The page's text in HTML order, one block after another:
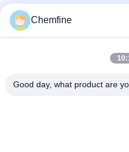
Комната 924, дорога
Chemfine
Good day, what product are